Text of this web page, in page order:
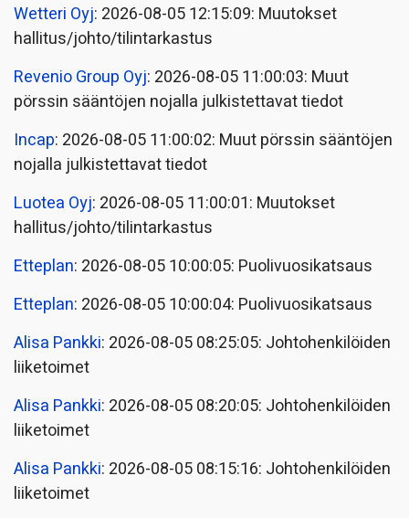
Wetteri Oyj: 2026-08-05 12:15:09: Muutokset
hallitus/johto/tilintarkastus
Revenio Group Oyj: 2026-08-05 11:00:03: Muut
pörssin sääntöjen nojalla julkistettavat tiedot
Incap: 2026-08-05 11:00:02: Muut pörssin sääntöjen
nojalla julkistettavat tiedot
Luotea Oyj: 2026-08-05 11:00:01: Muutokset
hallitus/johto/tilintarkastus
Etteplan: 2026-08-05 10:00:05: Puolivuosikatsaus
Etteplan: 2026-08-05 10:00:04: Puolivuosikatsaus
Alisa Pankki: 2026-08-05 08:25:05: Johtohenkilöiden
liiketoimet
Alisa Pankki: 2026-08-05 08:20:05: Johtohenkilöiden
liiketoimet
Alisa Pankki: 2026-08-05 08:15:16: Johtohenkilöiden
liiketoimet